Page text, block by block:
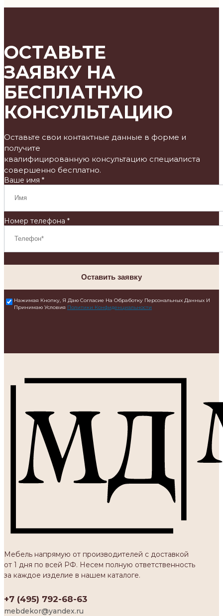
ОСТАВЬТЕ
ЗАЯВКУ НА
БЕСПЛАТНУЮ
КОНСУЛЬТАЦИЮ
Оставьте свои контактные данные в форме и
получите
квалифицированную консультацию специалиста
совершенно бесплатно.
Ваше имя *
Номер телефона *
Оставить заявку
Нажимая Кнопку, Я Даю Согласие На Обработку Персональных Данных И
Принимаю Условия Политики Конфиденциальности
Мебель напрямую от производителей с доставкой
от 1 дня по всей РФ. Несем полную ответственность
за каждое изделие в нашем каталоге.
+7 (495) 792-68-63
mebdekor@yandex.ru